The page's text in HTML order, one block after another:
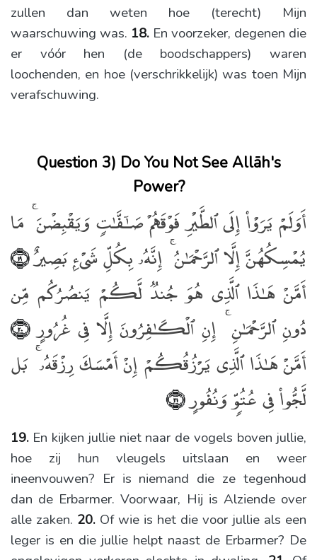
zullen dan weten hoe (terecht) Mijn
waarschuwing was. 18. En voorzeker, degenen die
er vóór hen (de boodschappers) waren
loochenden, en hoe (verschrikkelijk) was toen Mijn
verafschuwing.
Question 3) Do You Not See Allāh's
Power?
19. En kijken jullie niet naar de vogels boven jullie,
hoe zij hun vleugels uitslaan en weer
ineenvouwen? Er is niemand die ze tegenhoud
dan de Erbarmer. Voorwaar, Hij is Alziende over
alle zaken. 20. Of wie is het die voor jullie als een
leger is en die jullie helpt naast de Erbarmer? De
أَوَلَمْ يَرَوْا۟ إِلَى ٱلطَّيْرِ فَوْقَهُمْ صَـٰٓفَّـٰتٍۢ وَيَقْبِضْنَ ۚ مَا
يُمْسِكُهُنَّ إِلَّا ٱلرَّحْمَـٰنُ ۚ إِنَّهُۥ بِكُلِّ شَىْءٍۭ بَصِيرٌ﴿١٩﴾
أَمَّنْ هَـٰذَا ٱلَّذِى هُوَ جُندٌۭ لَّكُمْ يَنصُرُكُم مِّن
دُونِ ٱلرَّحْمَـٰنِ ۚ إِنِ ٱلْكَـٰفِرُونَ إِلَّا فِى غُرُورٍ﴿٢٠﴾
أَمَّنْ هَـٰذَا ٱلَّذِى يَرْزُقُكُمْ إِنْ أَمْسَكَ رِزْقَهُۥ ۚ بَل
لَّجُّوا۟ فِى عُتُوٍّۢ وَنُفُورٍ﴿٢١﴾